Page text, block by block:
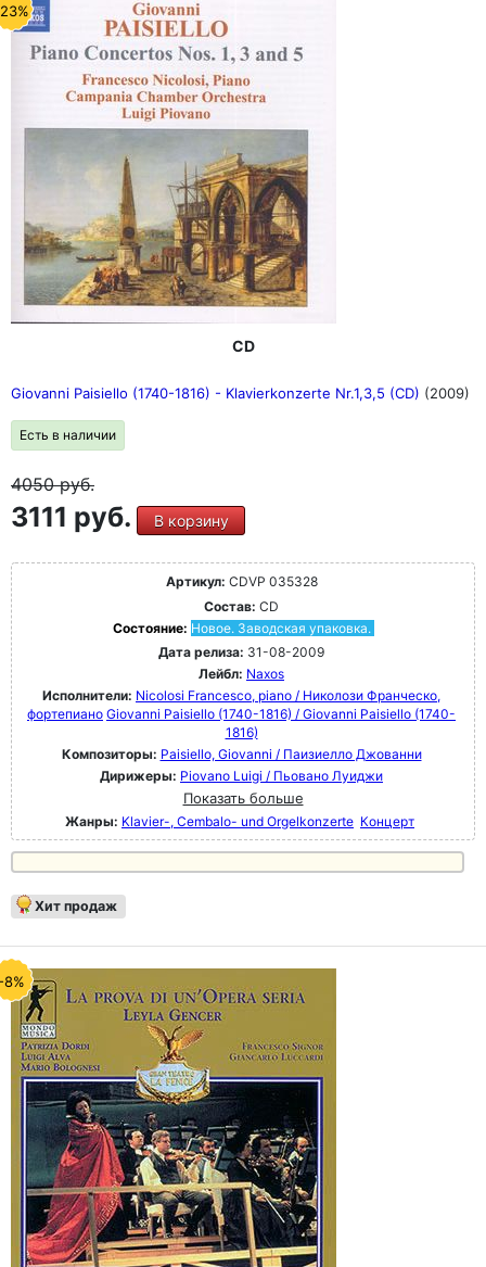
CD
Giovanni Paisiello (1740-1816) - Klavierkonzerte Nr.1,3,5 (CD) (2009)
Есть в наличии
4050руб.
3111 руб. В корзину
Артикул: CDVP 035328
Состав: CD
Состояние: Новое. Заводская упаковка.
Дата релиза: 31-08-2009
Лейбл: Naxos
Исполнители: Nicolosi Francesco, piano / Николози Франческо,
фортепиано Giovanni Paisiello (1740-1816) / Giovanni Paisiello (1740-
1816)
Композиторы: Paisiello, Giovanni / Паизиелло Джованни
Дирижеры: Piovano Luigi / Пьовано Луиджи
Показать больше
Жанры: Klavier-, Cembalo- und Orgelkonzerte Концерт
Хит продаж
8%